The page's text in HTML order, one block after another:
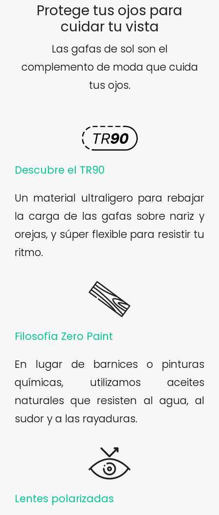
Protege tus ojos para
cuidar tu vista
Las gafas de sol son el
complemento de moda que cuida
tus ojos.
Descubre el TR90
Un material ultraligero para rebajar
la carga de las gafas sobre nariz y
orejas, y súper flexible para resistir tu
ritmo.
Filosofía Zero Paint
En lugar de barnices o pinturas
químicas, utilizamos aceites
naturales que resisten al agua, al
sudor y a las rayaduras.
Lentes polarizadas